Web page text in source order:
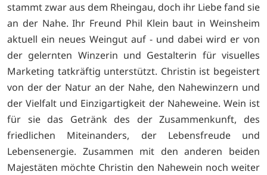
stammt zwar aus dem Rheingau, doch ihr Liebe fand sie
an der Nahe. Ihr Freund Phil Klein baut in Weinsheim
aktuell ein neues Weingut auf - und dabei wird er von
der gelernten Winzerin und Gestalterin für visuelles
Marketing tatkräftig unterstützt. Christin ist begeistert
von der der Natur an der Nahe, den Nahewinzern und
der Vielfalt und Einzigartigkeit der Naheweine. Wein ist
für sie das Getränk des der Zusammenkunft, des
friedlichen Miteinanders, der Lebensfreude und
Lebensenergie. Zusammen mit den anderen beiden
Majestäten möchte Christin den Nahewein noch weiter